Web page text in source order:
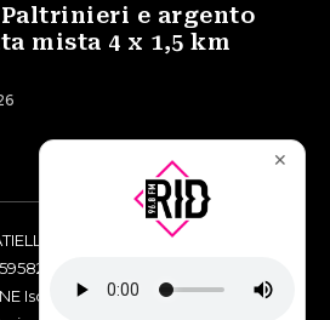
e argento
mista 4 x 1,5 km
OFF via Vittorio Amedeo II, 21 -
- Codice Fiscale 97883690014
Iscrizione al Tribunale di Torino n°
✕